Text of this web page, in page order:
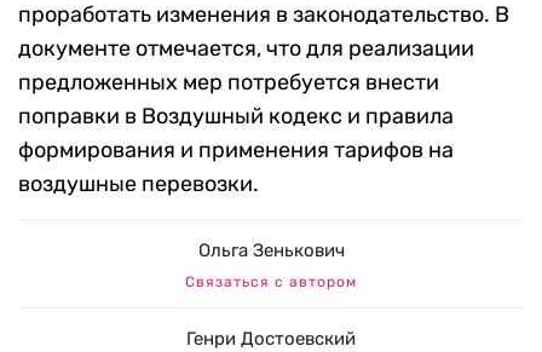
проработать изменения в законодательство. В
документе отмечается, что для реализации
предложенных мер потребуется внести
поправки в Воздушный кодекс и правила
формирования и применения тарифов на
воздушные перевозки.
Ольга Зенькович
Связаться с автором
Генри Достоевский